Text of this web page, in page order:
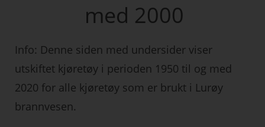
med 2000
Info: Denne siden med undersider viser
utskiftet kjøretøy i perioden 1950 til og med
2020 for alle kjøretøy som er brukt i Lurøy
brannvesen.